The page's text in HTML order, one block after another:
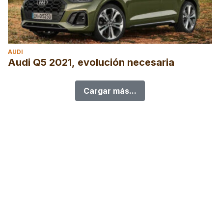
AUDI
Audi Q5 2021, evolución necesaria
Cargar más...